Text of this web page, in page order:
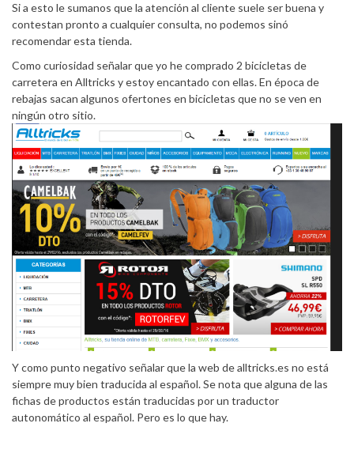
Si a esto le sumanos que la atención al cliente suele ser buena y
contestan pronto a cualquier consulta, no podemos sinó
recomendar esta tienda.
Como curiosidad señalar que yo he comprado 2 bicicletas de
carretera en Alltricks y estoy encantado con ellas. En época de
rebajas sacan algunos ofertones en bicicletas que no se ven en
ningún otro sitio.
Y como punto negativo señalar que la web de alltricks.es no está
siempre muy bien traducida al español. Se nota que alguna de las
fichas de productos están traducidas por un traductor
autonomático al español. Pero es lo que hay.